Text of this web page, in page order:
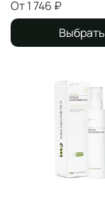
От1 746 ₽
Выбрать